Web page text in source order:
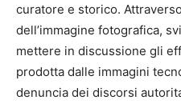
curatore e storico.
dell’immagine fotografica,
mettere in discussione gli
prodotta dalle immagini
denuncia dei discorsi